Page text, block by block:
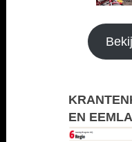
EN